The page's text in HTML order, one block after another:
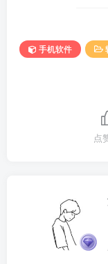
手机软件
点